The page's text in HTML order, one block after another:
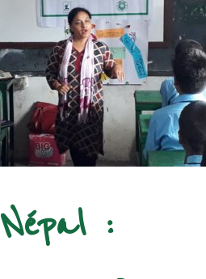
Népal :